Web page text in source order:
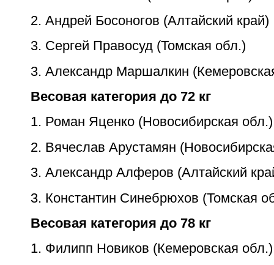
2. Андрей Босоногов (Алтайский край)
3. Сергей Правосуд (Томская обл.)
3. Александр Маршалкин
Весовая категория до 72 кг
1. Роман Яценко (Новосибирская обл.)
2. Вячеслав Арустамян
3. Александр Алферов (Алтайский
3. Константин Синебрюхов (Томская
Весовая категория до 78 кг
1. Филипп Новиков (Кемеровская обл.)